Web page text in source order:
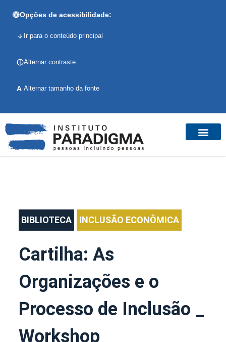
Opções de acessibilidade:
Ir para o conteúdo principal
Alternar contraste
A Alternar tamanho da fonte
BIBLIOTECA INCLUSÃO ECONÔMICA
Cartilha: As
Organizações e o
Processo de Inclusão _
Workshop